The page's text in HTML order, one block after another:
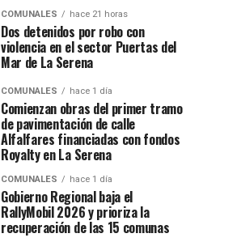
COMUNALES hace 21 horas
Dos detenidos por robo con
violencia en el sector Puertas del
Mar de La Serena
COMUNALES hace 1 día
Comienzan obras del primer tramo
de pavimentación de calle
Alfalfares financiadas con fondos
Royalty en La Serena
COMUNALES hace 1 día
Gobierno Regional baja el
RallyMobil 2026 y prioriza la
recuperación de las 15 comunas